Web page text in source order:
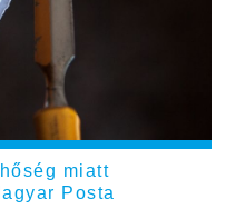
miatt
Posta